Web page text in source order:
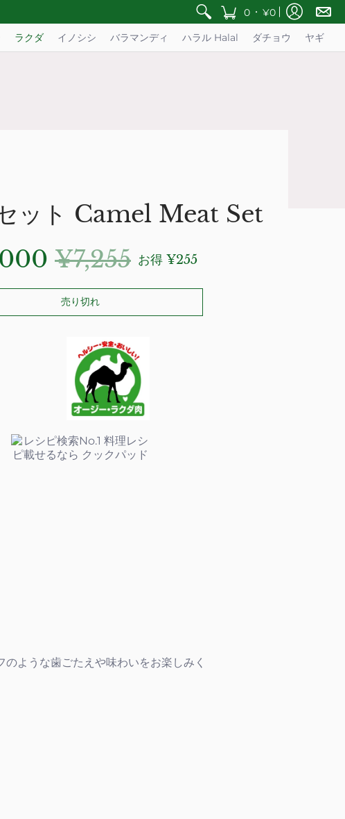
0 • ¥0
ラクダ イノシシ バラマンディ ハラル Halal ダチョウ ヤギ
ット Camel Meat Set
¥7,255 お得 ¥255
ような歯ごたえや味わいをお楽しみく